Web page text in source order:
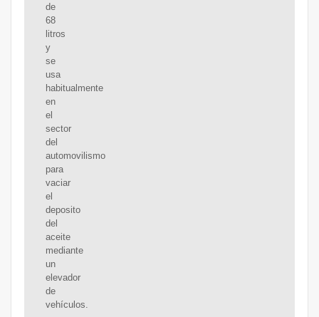
de
68
litros
y
se
usa
habitualmente
en
el
sector
del
automovilismo
para
vaciar
el
deposito
del
aceite
mediante
un
elevador
de
vehículos.